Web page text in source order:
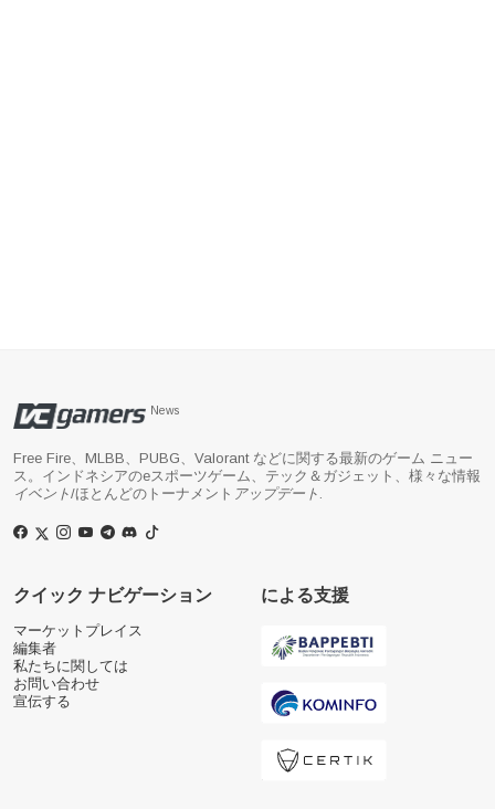
News
Free Fire、MLBB、PUBG、Valorant などに関する最新のゲーム ニュー
ス。インドネシアのeスポーツゲーム、テック＆ガジェット、様々な情報
イベント/ほとんどのトーナメント アップデート .
クイック ナビゲーション
マーケットプレイス
編集者
私たちに関しては
お問い合わせ
宣伝する
による支援